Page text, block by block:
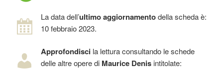
La data dell’ultimo aggiornamentodella scheda è:
10 febbraio 2023.
Approfondisci la lettura consultando le schede
delle altre opere di Maurice Denis intitolate: